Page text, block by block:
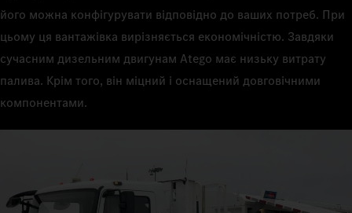
його можна конфігурувати відповідно до ваших потреб. При
цьому ця вантажівка вирізняється економічністю. Завдяки
сучасним дизельним двигунам Atego має низьку витрату
палива. Крім того, він міцний і оснащений довговічними
компонентами.